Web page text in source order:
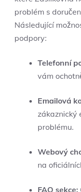
problém s
Následující
podpory:
Telefonní
vám
Emailová
zákaznický
problému.
Webový
na
FAQ sekce: